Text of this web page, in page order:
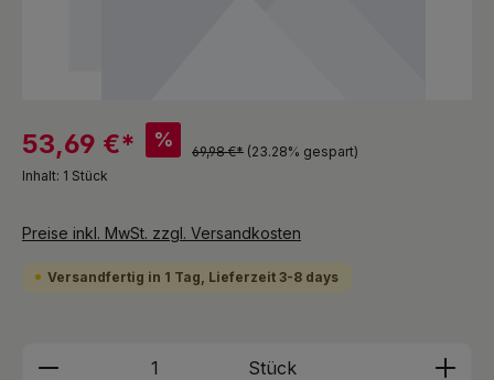
53,69 €* %
69,98 €* (23.28% gespart)
Inhalt: 1 Stück
Preise inkl. MwSt. zzgl. Versandkosten
Versandfertig in 1 Tag, Lieferzeit 3-8 days
Produkt Anzahl: Gib den
Stück